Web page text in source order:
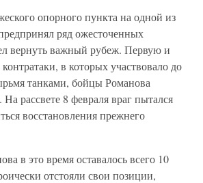
опорного пункта на одной из
ряд ожесточенных
вернуть важный рубеж. Первую и
в которых участвовало до
танками, бойцы Романова
рассвете 8 февраля враг пытался
восстановления прежнего
в это время оставалось всего 10
отстояли свои позиции,